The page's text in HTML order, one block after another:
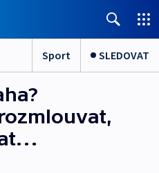
Sport SLEDOVAT